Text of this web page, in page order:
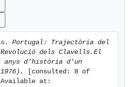
Portugal: Trajectòria del
dels Clavells.El
anys d'història d'un
[consulted: 8 of
at: